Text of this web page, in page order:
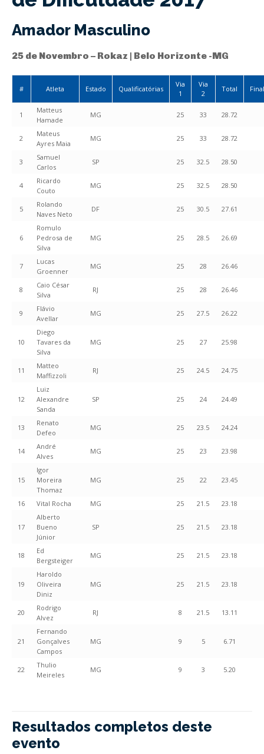
Amador Masculino
25 de Novembro – Rokaz | Belo Horizonte -MG
# Atleta Estado Qualificatórias
Via
1
Via
2
Total Final
1
Matteus
Hamade
MG 25 33 28.72
2
Mateus
Ayres Maia
MG 25 33 28.72
3
Samuel
Carlos
SP 25 32.5 28.50
4
Ricardo
Couto
MG 25 32.5 28.50
5
Rolando
Naves Neto
DF 25 30.5 27.61
6
Romulo
Pedrosa de
Silva
MG 25 28.5 26.69
7
Lucas
Groenner
MG 25 28 26.46
8
Caio César
Silva
RJ 25 28 26.46
9
Flávio
Avellar
MG 25 27.5 26.22
10
Diego
Tavares da
Silva
MG 25 27 25.98
11
Matteo
Maffizzoli
RJ 25 24.5 24.75
12
Luiz
Alexandre
Sanda
SP 25 24 24.49
13
Renato
Defeo
MG 25 23.5 24.24
14
André
Alves
MG 25 23 23.98
15
Igor
Moreira
Thomaz
MG 25 22 23.45
16 Vital Rocha MG 25 21.5 23.18
17
Alberto
Bueno
Júnior
SP 25 21.5 23.18
18
Ed
Bergsteiger
MG 25 21.5 23.18
19
Haroldo
Oliveira
Diniz
MG 25 21.5 23.18
20
Rodrigo
Alvez
RJ 8 21.5 13.11
21
Fernando
Gonçalves
Campos
MG 9 5 6.71
22
Thulio
Meireles
MG 9 3 5.20
Resultados completos deste
evento